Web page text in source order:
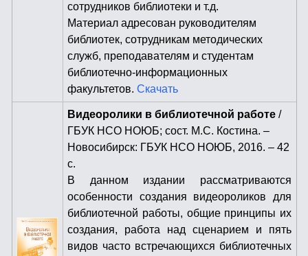
сотрудников библиотеки и т.д.
Материал адресован руководителям
библиотек, сотрудникам методических
служб, преподавателям и студентам
библиотечно-информационных
факультетов. Скачать
Видеоролики в библиотечной работе/
ГБУК НСО НОЮБ; сост. М.С. Костина. –
Новосибирск: ГБУК НСО НОЮБ, 2016. – 42
с.
В данном издании рассматриваются
особенности создания видеороликов для
библиотечной работы, общие принципы их
создания, работа над сценарием и пять
видов часто встречающихся библиотечных